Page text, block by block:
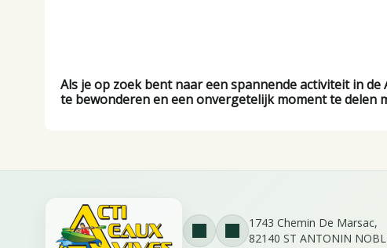
Als je op zoek bent naar een spannende activiteit in
te bewonderen en een onvergetelijk moment te delen
1743 Chemin De Marsac,
82140 ST ANTONIN